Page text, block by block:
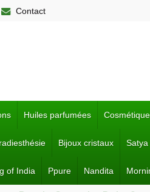
Contact
Huiles parfumées
Bijoux cristaux Satya
of India Ppure Nandita